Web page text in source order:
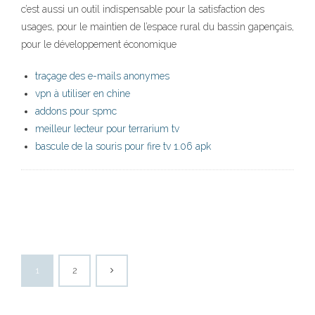
c’est aussi un outil indispensable pour la satisfaction des
usages, pour le maintien de l’espace rural du bassin gapençais,
pour le développement économique
traçage des e-mails anonymes
vpn à utiliser en chine
addons pour spmc
meilleur lecteur pour terrarium tv
bascule de la souris pour fire tv 1.06 apk
1 2